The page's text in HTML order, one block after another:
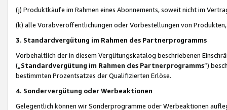
(j) Produktkäufe im Rahmen eines Abonnements, soweit nicht im
(k) alle Vorabveröffentlichungen oder Vorbestellungen von
3. Standardvergütung im Rahmen des Partnerprogramms
Vorbehaltlich der in diesem Vergütungskatalog beschriebenen
(„ Standardvergütung im Rahmen des Partnerprogramms“)
bestimmten Prozentsatzes der Qualifizierten Erlöse.
4. Sondervergütung oder Werbeaktionen
Gelegentlich können wir Sonderprogramme oder Werbeaktionen